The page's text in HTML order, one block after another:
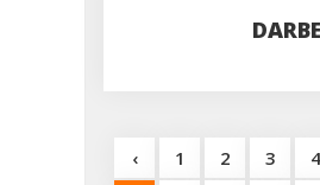
‹ 1 2 3 4